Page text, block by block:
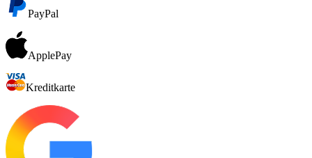
PayPal
ApplePay
Kreditkarte